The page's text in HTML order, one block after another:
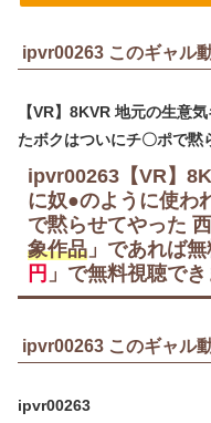
ipvr00263 このギャル
【VR】8KVR 地元の生意
たボクはついにチ〇ポで黙
ipvr00263【VR】
に奴●のように使わ
で黙らせてやった
象作品 」であれば
円 」で無料視聴でき
ipvr00263 このギャル
ipvr00263